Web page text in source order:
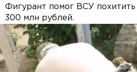
Фигурант помог ВСУ похитить
300 млн рублей.